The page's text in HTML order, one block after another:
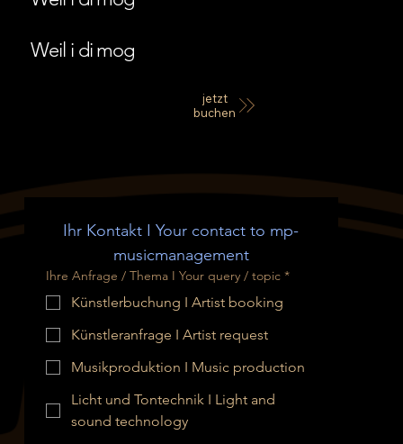
jetzt
buchen
Weil i di mog
Ihr Kontakt I Your contact to mp-
musicmanagement
Ihre Anfrage / Thema I Your query / topic *
Künstlerbuchung I Artist booking
Künstleranfrage I Artist request
Musikproduktion I Music production
Licht und Tontechnik I Light and
sound technology